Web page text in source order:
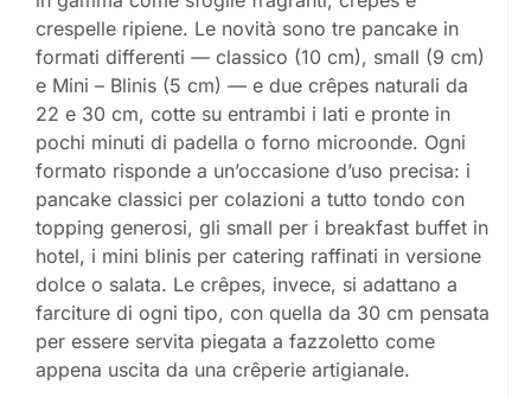
crespelle ripiene. Le novità sono tre pancake in
formati differenti — classico (10 cm), small (9 cm)
e Mini – Blinis (5 cm) — e due crêpes naturali da
22 e 30 cm, cotte su entrambi i lati e pronte in
pochi minuti di padella o forno microonde. Ogni
formato risponde a un’occasione d’uso precisa: i
pancake classici per colazioni a tutto tondo con
topping generosi, gli small per i breakfast buffet in
hotel, i mini blinis per catering raffinati in versione
dolce o salata. Le crêpes, invece, si adattano a
farciture di ogni tipo, con quella da 30 cm pensata
per essere servita piegata a fazzoletto come
appena uscita da una crêperie artigianale.